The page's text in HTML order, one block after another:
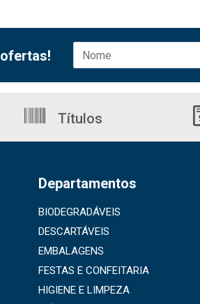
Títulos
Departamentos
BIODEGRADÁVEIS
DESCARTÁVEIS
EMBALAGENS
FESTAS E CONFEITARIA
HIGIENE E LIMPEZA